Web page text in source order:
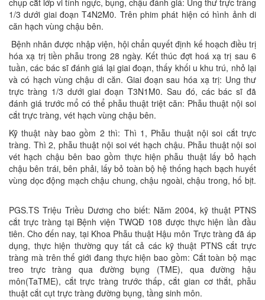
chụp cắt lớp vi tính ngực, bụng, chậu đánh giá: Ung thư trực tràng
1/3 dưới giai đoạn T4N2M0. Trên phim phát hiện có hình ảnh di
căn hạch vùng chậu bên.
Bệnh nhân được nhập viện, hội chẩn quyết định kế hoạch điều trị
hóa xạ trị tiền phẫu trong 28 ngày. Kết thúc đợt hoá xạ trị sau 6
tuần, các bác sĩ đánh giá lại giai đoạn, thấy khối u khu trú, nhỏ lại
và có hạch vùng chậu di căn. Giai đoạn sau hóa xạ trị: Ung thư
trực tràng 1/3 dưới giai đoạn T3N1M0. Sau đó, các bác sĩ đã
đánh giá trước mổ có thể phẫu thuật triệt căn: Phẫu thuật nội soi
cắt trực tràng, vét hạch vùng chậu bên.
Kỹ thuật này bao gồm 2 thì: Thì 1, Phẫu thuật nội soi cắt trực
tràng. Thì 2, phẫu thuật nội soi vét hạch chậu. Phẫu thuật nội soi
vét hạch chậu bên bao gồm thực hiện phẫu thuật lấy bỏ hạch
chậu bên trái, bên phải, lấy bỏ toàn bộ hệ thống hạch bạch huyết
vùng dọc động mạch chậu chung, chậu ngoài, chậu trong, hố bịt.
PGS.TS Triệu Triều Dương cho biết: Năm 2004, kỹ thuật PTNS
cắt trực tràng tại Bệnh viện TWQĐ 108 được thực hiện lần đầu
tiên. Cho đến nay, tại Khoa Phẫu thuật Hậu môn Trực tràng đã áp
dụng, thực hiện thường quy tất cả các kỹ thuật PTNS cắt trực
tràng mà trên thế giới đang thực hiện bao gồm: Cắt toàn bộ mạc
treo trực tràng qua đường bụng (TME), qua đường hậu
môn(TaTME), cắt trực tràng trước thấp, cắt gian cơ thắt, phẫu
thuật cắt cụt trực tràng đường bụng, tầng sinh môn.